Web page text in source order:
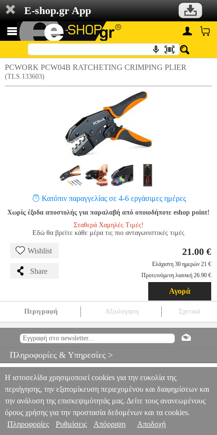
E-shop.gr App
PCWORK PCW04B RATCHETING CRIMPING PLIER
(TLS.133603)
Κατόπιν παραγγελίας σε 4-6 εργάσιμες ημέρες
Χωρίς έξοδα αποστολής για παραλαβή από οποιοδήποτε eshop point!
Σταθερά Χαμηλές Τιμές!
Εδώ θα βρείτε κάθε μέρα τις πιο ανταγωνιστικές τιμές
Wishlist
Share
21.00 €
Ελάχιστη 30 ημερών 21 €
Προτεινόμενη λιανική 26.90 €
Αγορά
Περιγραφή Αξιολόγηση Σχετικά
TLS.133603 TLS.133603 PCWORK
ΜΙΚΡΟΕΡΓΑΛΕΙΑ
PLIER
21.00
Πληροφορίες & Υπηρεσίες >
Η ιστοσελίδα χρησιμοποιεί cookies για την ευκολία της
περιήγησης, την εξατομίκευση περιεχομένου και διαφημίσεων και
την ανάλυση της επισκεψιμότητάς μας. Δείτε τους ανανεωμένους
όρους χρήσης για την προστασία δεδομένων και τα cookies.
Πληροφορίες
Ρυθμίσεις Απόρριψη Αποδοχή